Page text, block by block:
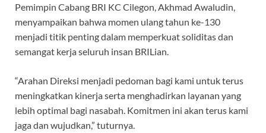
Pemimpin Cabang BRI KC Cilegon, Akhmad Awaludin,
menyampaikan bahwa momen ulang tahun ke-130
menjadi titik penting dalam memperkuat soliditas dan
semangat kerja seluruh insan BRILian.
“Arahan Direksi menjadi pedoman bagi kami untuk terus
meningkatkan kinerja serta menghadirkan layanan yang
lebih optimal bagi nasabah. Komitmen ini akan terus kami
jaga dan wujudkan,” tuturnya.